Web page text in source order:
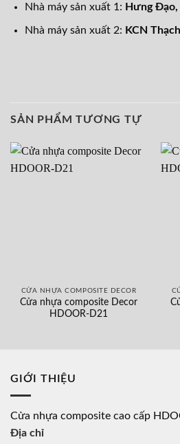
Nhà máy sản xuất 1: Hưng Đạo,
Nhà máy sản xuất 2: KCN
SẢN PHẨM TƯƠNG TỰ
CỬA NHỰA COMPOSITE DECOR
Cửa nhựa composite Decor
HDOOR-D21
GIỚI THIỆU
Cửa nhựa composite cao cấp
Địa chỉ